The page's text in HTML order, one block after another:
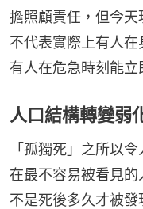
擔照顧責任，但今
不代表實際上有人在
有人在危急時刻能立
人口結構轉變弱
「孤獨死」之所以
在最不容易被看見的
不是死後多久才被